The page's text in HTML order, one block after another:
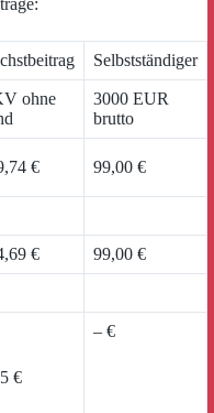
Selbstständiger
ohne
3000 EUR
brutto
€ 99,00 €
€ 99,00 €
€
– €